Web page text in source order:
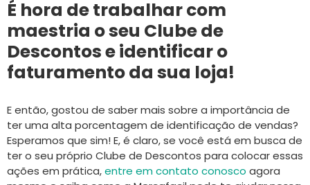
É hora de trabalhar com
maestria o seu Clube de
Descontos e identificar o
faturamento da sua loja!
E então, gostou de saber mais sobre a importância de
ter uma alta porcentagem de identificação de vendas?
Esperamos que sim! E, é claro, se você está em busca de
ter o seu próprio Clube de Descontos para colocar essas
ações em prática,entre em contato conosco agora